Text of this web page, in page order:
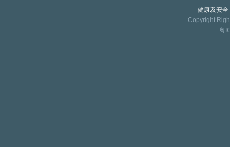
健康及安全
Copyright
粤